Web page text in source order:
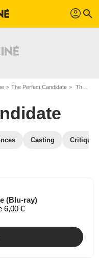
profil search
The Perfect Candidate The Perfect Candidate en DVD Blu Ray
Casting
(Blu-ray)
6,00 €